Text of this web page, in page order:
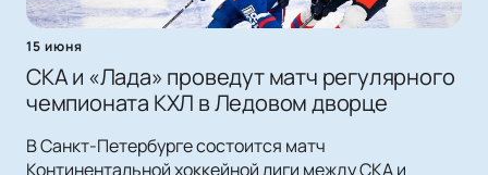
15 июня
СКА и «Лада» проведут матч регулярного
чемпионата КХЛ в Ледовом дворце
В Санкт-Петербурге состоится матч
Континентальной хоккейной лиги между СКА и